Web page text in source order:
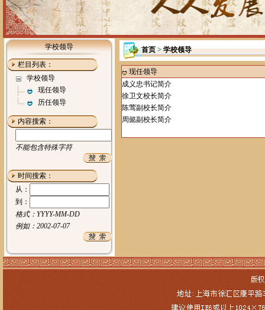
学校领导
栏目列表：
学校领导
现任领导
历任领导
内容搜索：
不能包含特殊字符
时间搜索：
从：
到：
格式：YYYY-MM-DD
例如：2002-07-07
首页>学校领导
现任领导
成义忠书记简介
徐卫文校长简介
陈莺副校长简介
周懿副校长简介